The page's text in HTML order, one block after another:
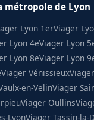
métropole de Lyon
Lyon 1erViager
Lyon 4eViager Lyon
Lyon 8eViager Lyon
Viager Vénissieux
en-VelinViager
Viager Oullins
LyonViager Tassin-la-